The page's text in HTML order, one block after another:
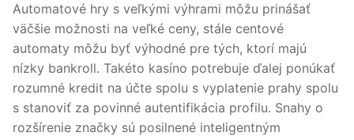
Automatové hry s veľkými výhrami môžu prinášať
väčšie možnosti na veľké ceny, stále centové
automaty môžu byť výhodné pre tých, ktorí majú
nízky bankroll. Takéto kasíno potrebuje ďalej ponúkať
rozumné kredit na účte spolu s vyplatenie prahy spolu
s stanoviť za povinné autentifikácia profilu. Snahy o
rozšírenie značky sú posilnené inteligentným